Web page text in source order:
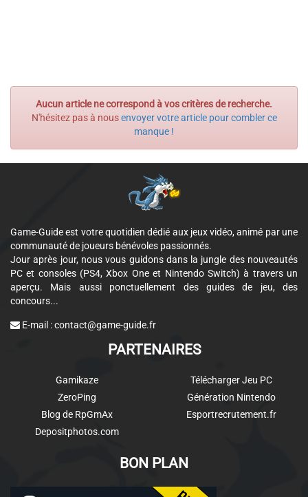
Aucun article ne correspond à vos critères de recherche.
N'hésitez pas à nousenvoyer votre article pour combler ce
manque !
Game-Guide est votre quotidien dédié aux jeux vidéo, animé par une
communauté de joueurs bénévoles passionnés.
Jour après jour, nous vous guidons dans la jungle des nouveautés
PC et consoles (PS4, Xbox One et Nintendo Switch) à travers un
aperçu. Mais aussi ponctuellement des guides de jeu, des
concours...
E-mail :contact@game-guide.fr
PARTENAIRES
Gamikaze
ZeroPing
Blog de RpGmAx
Depositphotos.com
Télécharger Jeu PC
Génération Nintendo
Esportrecrutement.fr
BON PLAN